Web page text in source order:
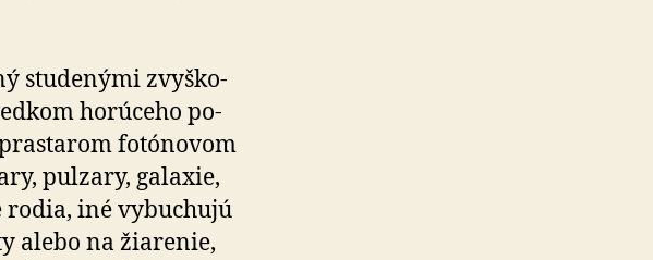
studenými zvyš­ko­
horúceho po­
fo­tó­no­vom
pulzary, galaxie,
rodia, iné vybuchujú
alebo na žiarenie,